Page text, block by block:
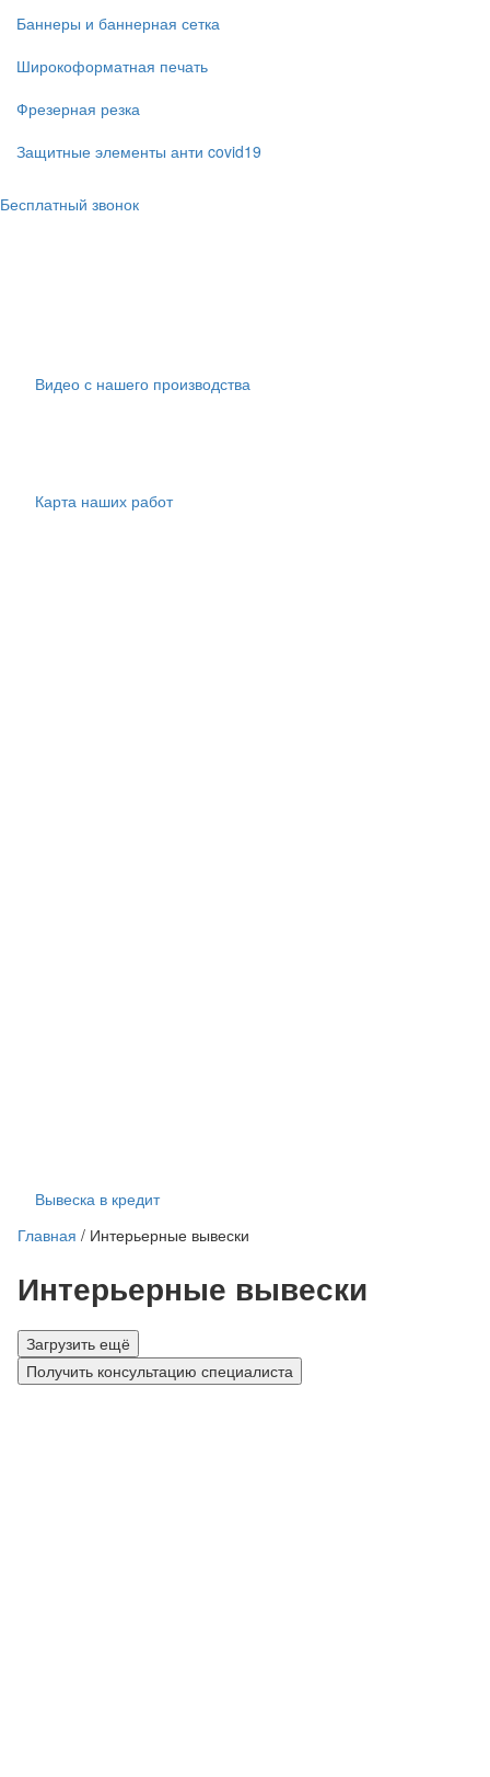
Баннеры и баннерная сетка
Широкоформатная печать
Фрезерная резка
Защитные элементы анти covid19
Бесплатный звонок
Видео с нашего производства
Карта наших работ
Вывеска в кредит
Главная / Интерьерные вывески
Интерьерные вывески
Загрузить ещё
Получить консультацию специалиста